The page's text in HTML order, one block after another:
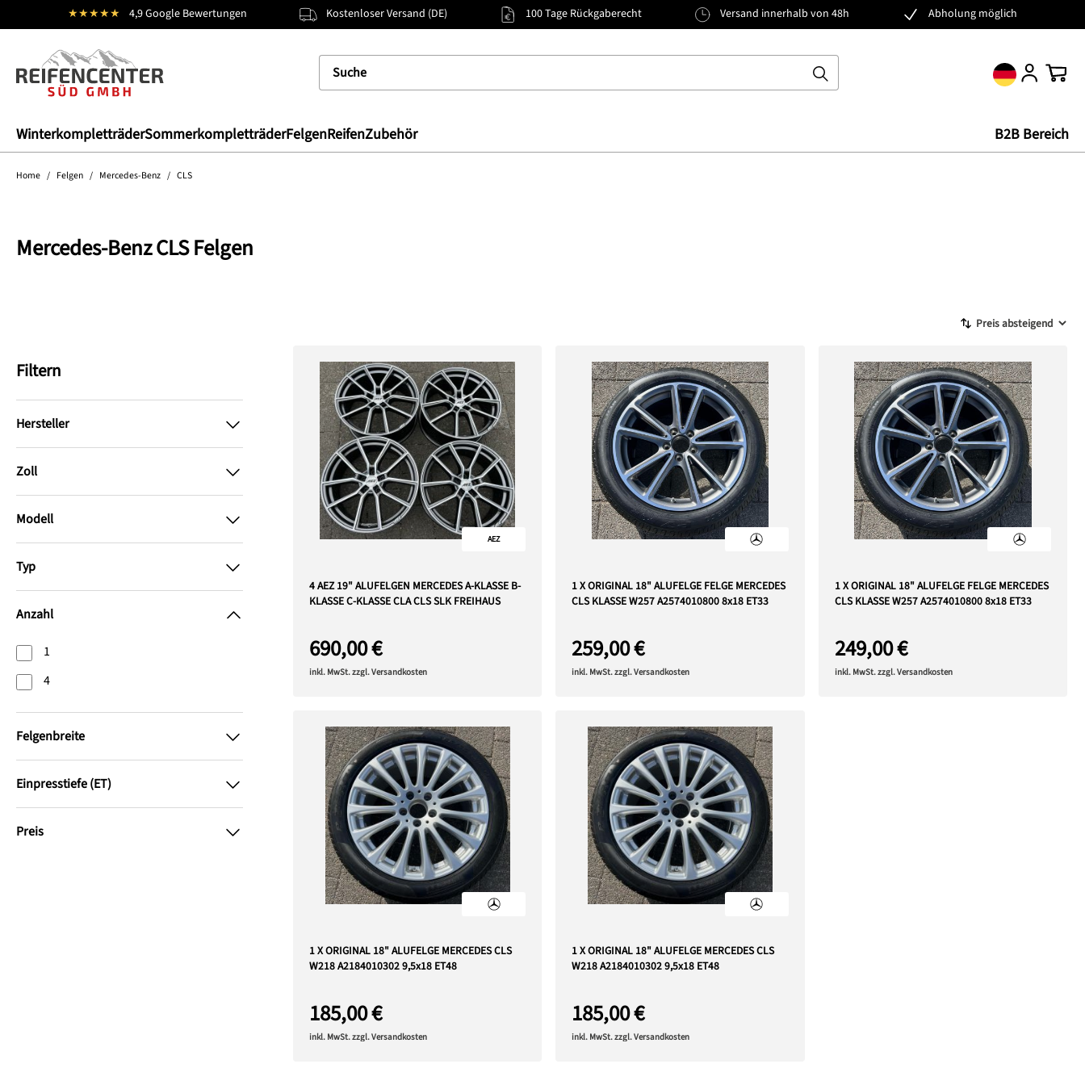
Zur Hauptnavigation springen
★★★★★ 4,9 Google Bewertungen Kostenloser Versand (DE) 100 Tage Rückgaberecht Versand innerhalb von 48h Abholung möglich
WinterkompletträderSommerkompletträderFelgenReifenZubehör B2B Bereich
Home / Felgen / Mercedes-Benz / CLS
Mercedes-Benz CLS Felgen
Filtern
Hersteller
Zoll
Modell
Typ
Anzahl
1
4
Felgenbreite
Einpresstiefe (ET)
Preis
AEZ
4 AEZ 19" ALUFELGEN MERCEDES A-KLASSE B-
KLASSE C-KLASSE CLA CLS SLK FREIHAUS
690,00 €
inkl. MwSt. zzgl. Versandkosten
1 X ORIGINAL 18" ALUFELGE FELGE MERCEDES
CLS KLASSE W257 A2574010800 8x18 ET33
259,00 €
inkl. MwSt. zzgl. Versandkosten
1 X ORIGINAL 18" ALUFELGE FELGE MERCEDES
CLS KLASSE W257 A2574010800 8x18 ET33
249,00 €
inkl. MwSt. zzgl. Versandkosten
1 X ORIGINAL 18" ALUFELGE MERCEDES CLS
W218 A2184010302 9,5x18 ET48
185,00 €
inkl. MwSt. zzgl. Versandkosten
1 X ORIGINAL 18" ALUFELGE MERCEDES CLS
W218 A2184010302 9,5x18 ET48
185,00 €
inkl. MwSt. zzgl. Versandkosten